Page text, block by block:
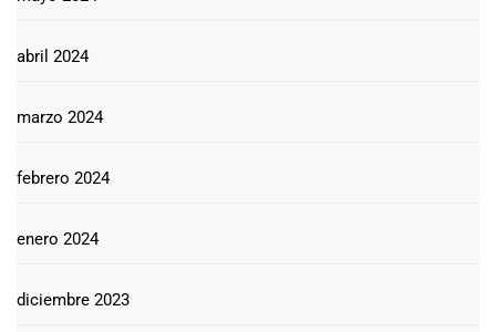
abril 2024
marzo 2024
febrero 2024
enero 2024
diciembre 2023